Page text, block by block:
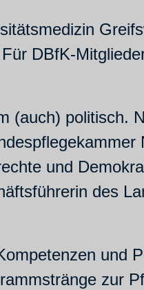
DBfK-
(auch) politisch.
und
des
und
zur